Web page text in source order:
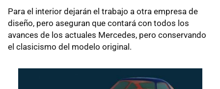
Para el interior dejarán el trabajo a otra empresa de
diseño, pero aseguran que contará con todos los
avances de los actuales Mercedes, pero conservando
el clasicismo del modelo original.